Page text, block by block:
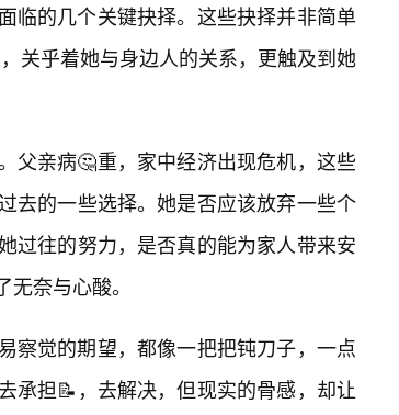
临的几个关键抉择。这些抉择并非简单
关乎着她与身边人的关系，更触及到她
父亲病🤔重，家中经济出现危机，这些
去的一些选择。她是否应该放弃一些个
过往的努力，是否真的能为家人带来安
奈与心酸。
察觉的期望，都像一把把钝刀子，一点
承担📝，去解决，但现实的骨感，却让